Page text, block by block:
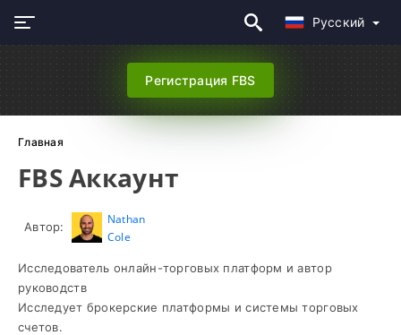
Русский
Регистрация FBS
Главная
FBS Аккаунт
Автор:
Nathan
Cole
Исследователь онлайн-торговых платформ и автор
руководств
Исследует брокерские платформы и системы торговых
счетов.